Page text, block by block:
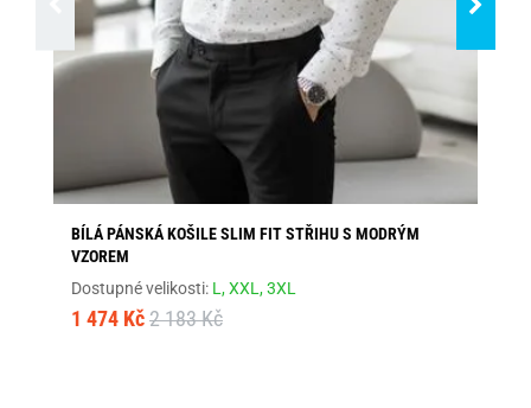
BÍLÁ PÁNSKÁ KOŠILE SLIM FIT STŘIHU S MODRÝM
VZOREM
Dostupné velikosti: L,XXL,3XL
1 474 Kč 2 183 Kč